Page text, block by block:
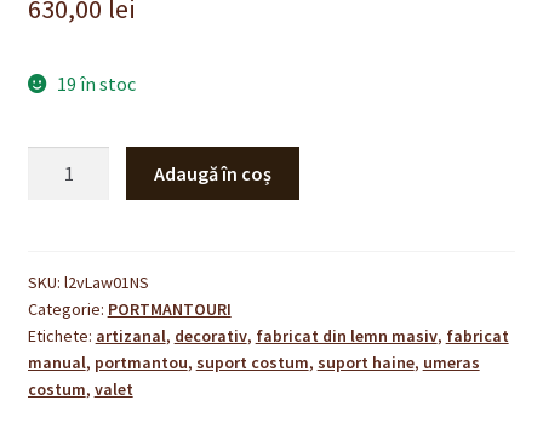
630,00 lei
19 în stoc
portmantouri
LA
LÉGENDE
–
aquamarin
Adaugă în coș
SKU: l2vLaw01NS
Categorie: PORTMANTOURI
Etichete: artizanal, decorativ, fabricat din lemn masiv, fabricat
manual, portmantou, suport costum, suport haine, umeras
costum, valet